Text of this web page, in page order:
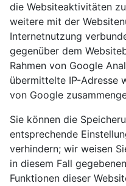
die Websiteaktivitäten
weitere mit der
Internetnutzung
gegenüber dem
Rahmen von Google
übermittelte IP-Adresse
von Google
Sie können die
entsprechende
verhindern; wir weisen
in diesem Fall
Funktionen dieser